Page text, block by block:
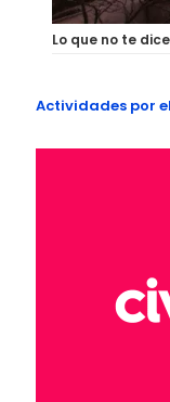
Lo que no te
Actividades por